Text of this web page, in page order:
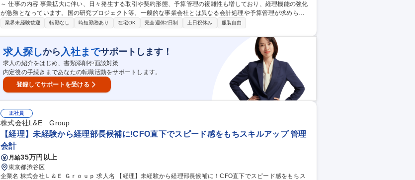
～ 仕事の内容 事業拡大に伴い、日々発生する取引や契約形態、予算管理の複雑性も増しており、経理機能の強化
が急務となっています。国の研究プロジェクト等、一般的な事業会社とは異なる会計処理や予算管理が求められ
るます。 ・日次・月次・年次の経理業務・仕訳入力、伝票処理、請求書管理 ・支払処理、入出金管理・月次・年
専門家との連携・新規事業や新たな取引発生時の会計処理整理 ・社内メンバーへのヒアリング、取引内容の整理
・各種プロジェクトの予算・会計管理サポート 募集職種 【経理】コーポレートファイナンススタッフ～先端技術
の社会連携に係わる～
業界未経験歓迎 転勤なし 時短勤務あり 在宅OK 完全週休2日制 土日祝休み 服装自由
求人探しから 入社までサポートします！
求人の紹介をはじめ、書類添削や面談対策
内定後の手続きまであなたの転職活動をサポートします。
登録してサポートを受ける
正社員
株式会社L&E Group
【経理】未経験から経理部長候補に!CFO直下でスピード感をもちスキルアップ 管理
会計
月給35万円以上
東京都渋谷区
企業名 株式会社Ｌ＆Ｅ Ｇｒｏｕｐ 求人名 【経理】未経験から経理部長候補に！CFO直下でスピード感をもちス